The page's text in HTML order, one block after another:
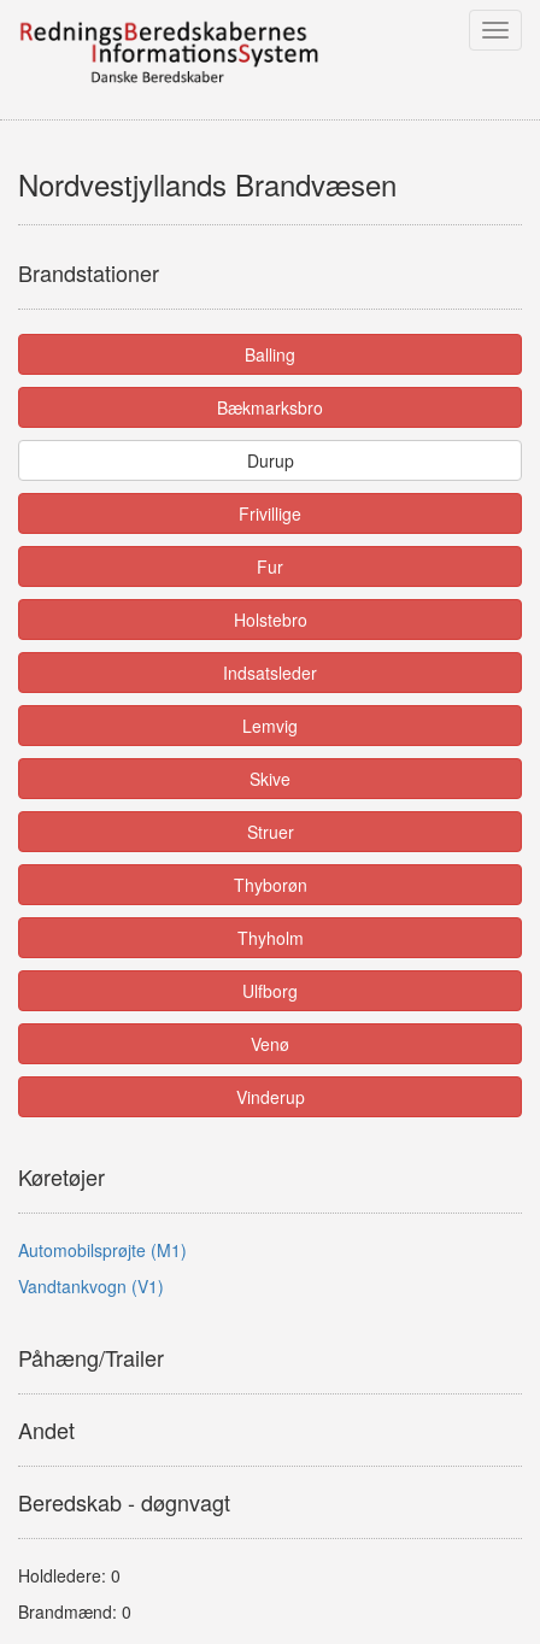
Nordvestjyllands Brandvæsen
Brandstationer
Balling
Bækmarksbro
Durup
Frivillige
Fur
Holstebro
Indsatsleder
Lemvig
Skive
Struer
Thyborøn
Thyholm
Ulfborg
Venø
Vinderup
Køretøjer
Automobilsprøjte (M1)
Vandtankvogn (V1)
Påhæng/Trailer
Andet
Beredskab - døgnvagt
Holdledere: 0
Brandmænd: 0